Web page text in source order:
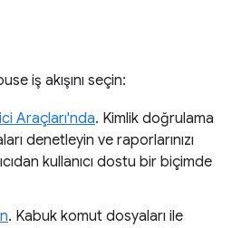
iş akışını seçin:
Araçları'nda. Kimlik doğrulama
denetleyin ve raporlarınızı
kullanıcı dostu bir biçimde
. Kabuk komut dosyaları ile